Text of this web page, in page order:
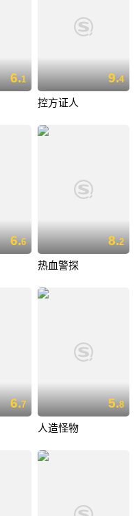
6.1 9.4
控方证人
6.6 8.2
热血警探
6.7 5.8
人造怪物